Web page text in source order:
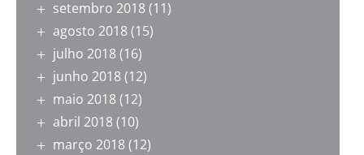
setembro 2018(11)
agosto 2018(15)
julho 2018(16)
junho 2018(12)
maio 2018(12)
abril 2018(10)
março 2018(12)